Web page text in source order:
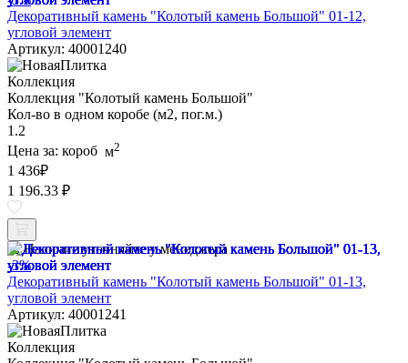
Декоративный камень "Колотый камень Большой" 01-12,
угловой элемент
Артикул: 40001240
Коллекция
Коллекция "Колотый камень Большой"
Кол-во в одном коробе (м2, пог.м.)
1.2
Цена за: короб м2
1 436₽
1 196.33 ₽
Наличие уточняйте у менеджера
-3%
Декоративный камень "Колотый камень Большой" 01-13,
угловой элемент
Артикул: 40001241
Коллекция